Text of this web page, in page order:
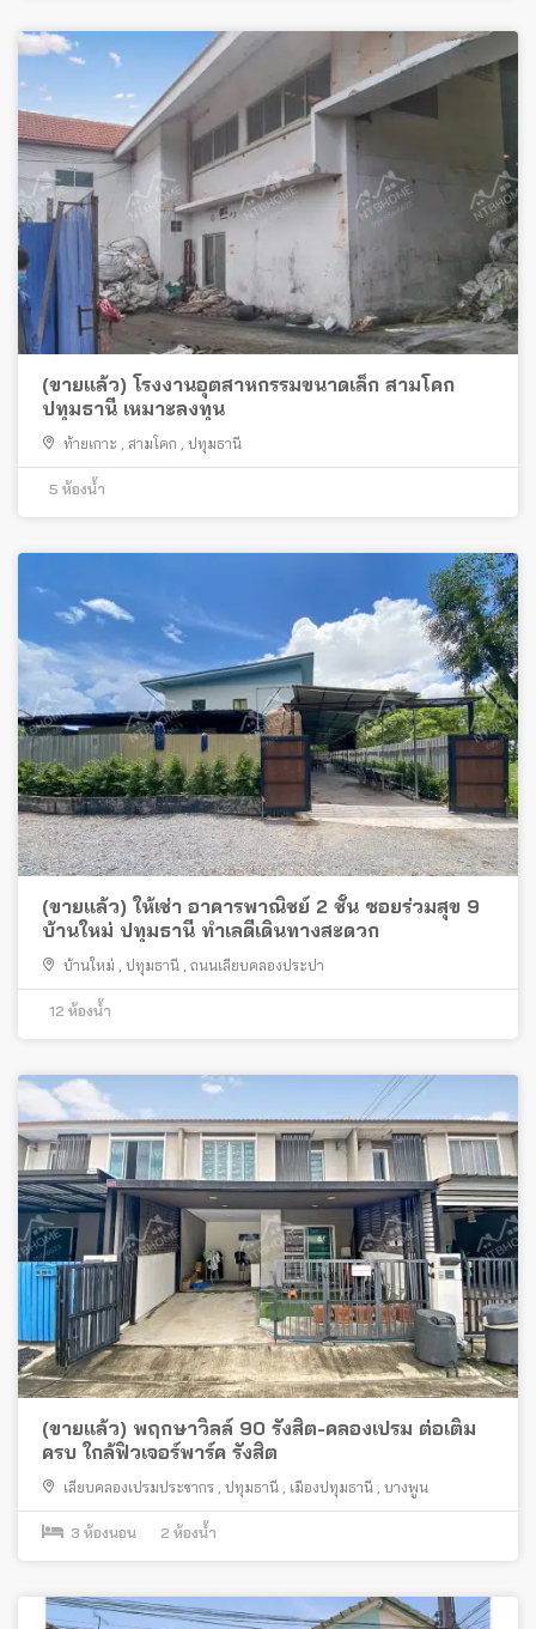
(ขายแล้ว) โรงงานอุตสาหกรรมขนาดเล็ก สามโคก
ปทุมธานี เหมาะลงทุน
ท้ายเกาะ , สามโคก , ปทุมธานี
5 ห้องน้ำ
(ขายแล้ว) ให้เช่า อาคารพาณิชย์ 2 ชั้น ซอยร่วมสุข 9
บ้านใหม่ ปทุมธานี ทำเลดีเดินทางสะดวก
บ้านใหม่ , ปทุมธานี , ถนนเลียบคลองประปา
12 ห้องน้ำ
(ขายแล้ว) พฤกษาวิลล์ 90 รังสิต-คลองเปรม ต่อเติม
ครบ ใกล้ฟิวเจอร์พาร์ค รังสิต
เลียบคลองเปรมประชากร , ปทุมธานี , เมืองปทุมธานี , บางพูน
3 ห้องนอน 2 ห้องน้ำ